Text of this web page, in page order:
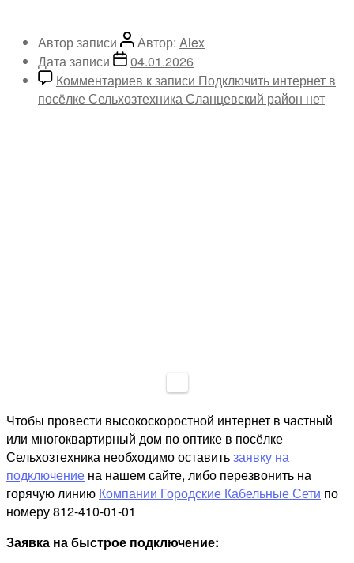
Автор записи Автор: Alex
Дата записи
04.01.2026
Комментариев к записи Подключить интернет в
посёлке Сельхозтехника Сланцевский район нет
Чтобы провести высокоскоростной интернет в частный
или многоквартирный дом по оптике в посёлке
Сельхозтехника необходимо оставитьзаявку на
подключение на нашем сайте, либо перезвонить на
горячую линию Компании Городские Кабельные Сети по
номеру 812-410-01-01
Заявка на быстрое подключение: